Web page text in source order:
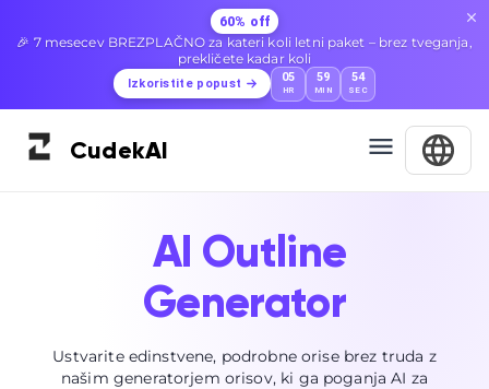
60% off
🎉 7 mesecev BREZPLAČNO za kateri koli letni paket – brez tveganja,
prekličete kadar koli
Izkoristite popust 05
HR
59
MIN
53
SEC
CudekAI
AI Outline
Generator
Ustvarite edinstvene, podrobne orise brez truda z
našim generatorjem orisov, ki ga poganja AI za